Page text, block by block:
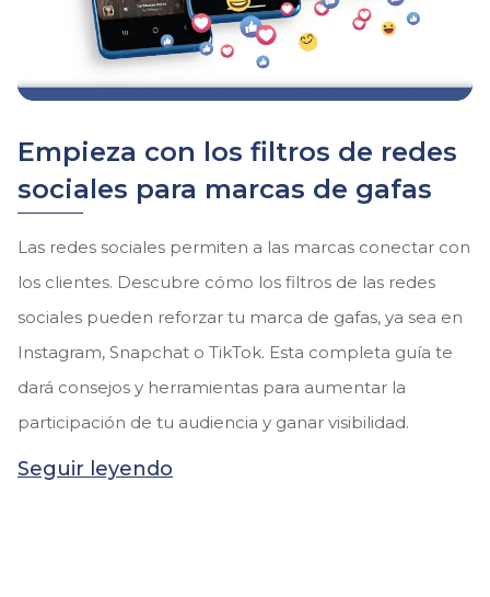
Empieza con los filtros de redes
sociales para marcas de gafas
Las redes sociales permiten a las marcas conectar con
los clientes. Descubre cómo los filtros de las redes
sociales pueden reforzar tu marca de gafas, ya sea en
Instagram, Snapchat o TikTok. Esta completa guía te
dará consejos y herramientas para aumentar la
participación de tu audiencia y ganar visibilidad.
Seguir leyendo